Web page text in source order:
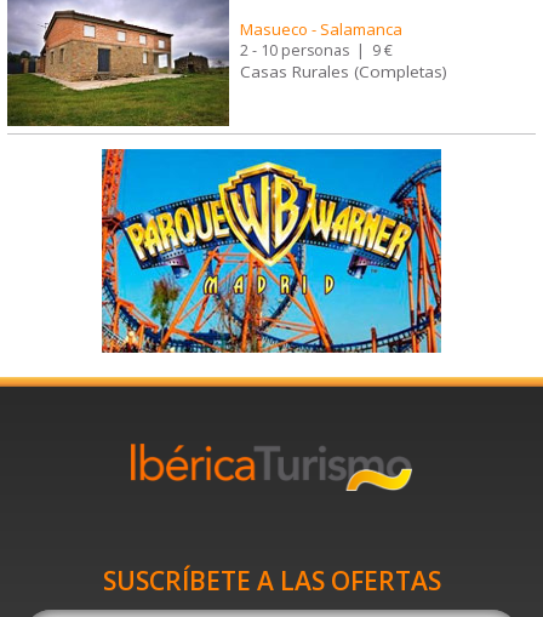
Masueco - Salamanca
2 - 10 personas | 9 €
Casas Rurales (Completas)
SUSCRÍBETE A LAS OFERTAS